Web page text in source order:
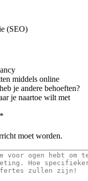
(SEO)
middels online
je andere behoeften?
je naartoe wilt met
*
moet worden.